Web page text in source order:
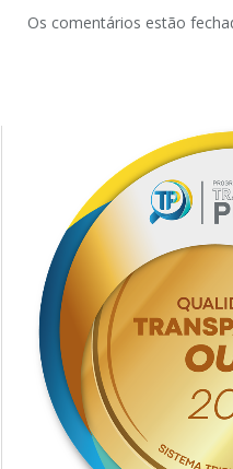
Os comentários estão